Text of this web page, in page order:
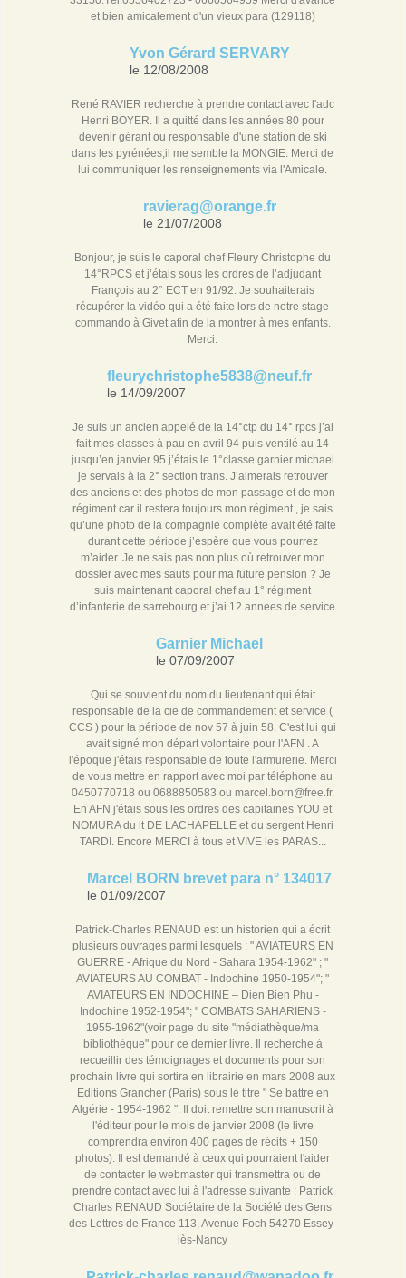
et bien amicalement d'un vieux para (129118)
Yvon Gérard SERVARY
le 12/08/2008
René RAVIER recherche à prendre contact avec l'adc
Henri BOYER. Il a quitté dans les années 80 pour
devenir gérant ou responsable d'une station de ski
dans les pyrénées,il me semble la MONGIE. Merci de
lui communiquer les renseignements via l'Amicale.
ravierag@orange.fr
le 21/07/2008
Bonjour, je suis le caporal chef Fleury Christophe du
14°RPCS et j’étais sous les ordres de l’adjudant
François au 2° ECT en 91/92. Je souhaiterais
récupérer la vidéo qui a été faite lors de notre stage
commando à Givet afin de la montrer à mes enfants.
Merci.
fleurychristophe5838@neuf.fr
le 14/09/2007
Je suis un ancien appelé de la 14°ctp du 14° rpcs j’ai
fait mes classes à pau en avril 94 puis ventilé au 14
jusqu’en janvier 95 j’étais le 1°classe garnier michael
je servais à la 2° section trans. J’aimerais retrouver
des anciens et des photos de mon passage et de mon
régiment car il restera toujours mon régiment , je sais
qu’une photo de la compagnie complète avait été faite
durant cette période j’espère que vous pourrez
m’aider. Je ne sais pas non plus où retrouver mon
dossier avec mes sauts pour ma future pension ? Je
suis maintenant caporal chef au 1° régiment
d’infanterie de sarrebourg et j’ai 12 annees de service
Garnier Michael
le 07/09/2007
Qui se souvient du nom du lieutenant qui était
responsable de la cie de commandement et service (
CCS ) pour la période de nov 57 à juin 58. C'est lui qui
avait signé mon départ volontaire pour l'AFN . A
l'époque j'étais responsable de toute l'armurerie. Merci
de vous mettre en rapport avec moi par téléphone au
0450770718 ou 0688850583 ou marcel.born@free.fr.
En AFN j'étais sous les ordres des capitaines YOU et
NOMURA du lt DE LACHAPELLE et du sergent Henri
TARDI. Encore MERCI à tous et VIVE les PARAS...
Marcel BORN brevet para n° 134017
le 01/09/2007
Patrick-Charles RENAUD est un historien qui a écrit
plusieurs ouvrages parmi lesquels : " AVIATEURS EN
GUERRE - Afrique du Nord - Sahara 1954-1962" ; "
AVIATEURS AU COMBAT - Indochine 1950-1954"; "
AVIATEURS EN INDOCHINE – Dien Bien Phu -
Indochine 1952-1954"; " COMBATS SAHARIENS -
1955-1962"(voir page du site "médiathèque/ma
bibliothèque" pour ce dernier livre. Il recherche à
recueillir des témoignages et documents pour son
prochain livre qui sortira en librairie en mars 2008 aux
Editions Grancher (Paris) sous le titre " Se battre en
Algérie - 1954-1962 ". Il doit remettre son manuscrit à
l'éditeur pour le mois de janvier 2008 (le livre
comprendra environ 400 pages de récits + 150
photos). Il est demandé à ceux qui pourraient l'aider
de contacter le webmaster qui transmettra ou de
prendre contact avec lui à l'adresse suivante : Patrick
Charles RENAUD Sociétaire de la Société des Gens
des Lettres de France 113, Avenue Foch 54270 Essey-
lès-Nancy